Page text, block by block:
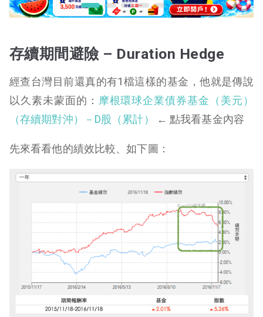
存續期間避險 – Duration Hedge
經查台灣目前還真的有1檔這樣的基金，他就是傳說
以久素未蒙面的： 摩根環球企業債券基金（美元）
（存續期對沖）－D股（累計）
← 點我看基金內容
先來看看他的績效比較、如下圖：